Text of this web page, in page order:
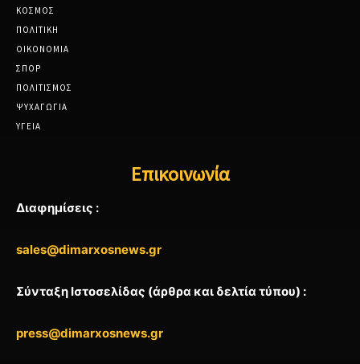
ΚΟΣΜΟΣ
ΠΟΛΙΤΙΚΗ
ΟΙΚΟΝΟΜΙΑ
ΣΠΟΡ
ΠΟΛΙΤΙΣΜΟΣ
ΨΥΧΑΓΩΓΙΑ
ΥΓΕΙΑ
Επικοινωνία
Διαφημίσεις :
sales@dimarxosnews.gr
Σύνταξη Ιστοσελίδας (άρθρα και δελτία τύπου) :
press@dimarxosnews.gr